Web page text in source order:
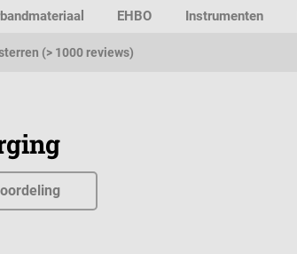
EHBO Instrumenten
(> 1000 reviews)